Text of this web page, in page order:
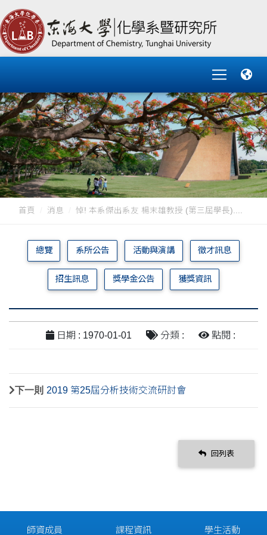
首頁 消息 悼! 本系傑出系友 楊末雄教授 (第三屆學長)....
總覽 系所公告 活動與演講 徵才訊息
招生訊息 獎學金公告 獲獎資訊
日期 : 1970-01-01 分類 : 點閱 :
下一則 2019 第25屆分析技術交流研討會
回列表
師資成員 課程資訊 學生活動